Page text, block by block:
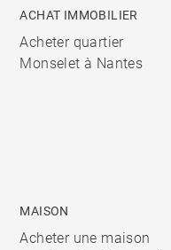
ACHAT IMMOBILIER
Acheter quartier
Monselet à Nantes
MAISON
Acheter une maison